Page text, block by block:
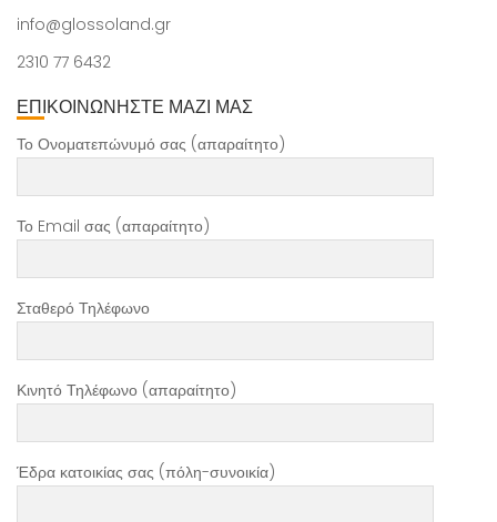
info@glossoland.gr
2310 77 6432
ΕΠΙΚΟΙΝΩΝΗΣΤΕ ΜΑΖΙ ΜΑΣ
Το Ονοματεπώνυμό σας (απαραίτητο)
Το Email σας (απαραίτητο)
Σταθερό Τηλέφωνο
Κινητό Τηλέφωνο (απαραίτητο)
Έδρα κατοικίας σας (πόλη-συνοικία)